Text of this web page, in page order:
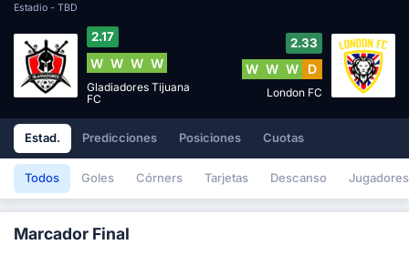
Estadio - TBD
2.17
W W W W
Gladiadores Tijuana
FC
2.33
W W W D
London FC
Estad. Predicciones Posiciones Cuotas
Todos Goles Córners Tarjetas Descanso Jugadores
Marcador Final